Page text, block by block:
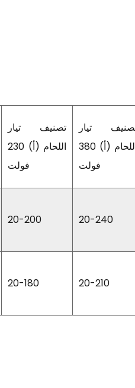
تصنيف تيار
اللحام (أ) 230
فولت
تيار
اللحام (أ) 380
فولت
20-200 20-240
20-180 20-210